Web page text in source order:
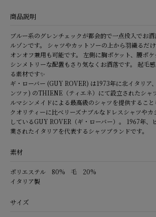
商品説明
ブルー系のグレンチェックが都会的で一点投入でお
ルゾンです。 シャツやカットソーの上から羽織るだけ
オンオフ兼用も可能です。 左側に胸ポケット、腰ポ
シンメトリーな配置もさり気なくお洒落です。 起毛
る素材です✨
ギ・ローバー (GUY ROVER) は1973年に北イタリア
ンツァ) のTHIENE（ティエネ）にて設立されたシャ
ルマシンメイドによる最高級のシャツを提供すること
クオリティーに比べリーズナブルなドレスシャツや
しているGUY ROVER（ギ・ローバー）。 1967年、
業されたイタリアを代表するシャツブランドです。
素材
ポリエステル 80% 毛 20%
イタリア製
サイズ